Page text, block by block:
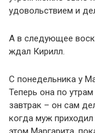
удовольствием и
А в следующее
ждал Кирилл.
С понедельника у
Теперь она по
завтрак – он сам
когда муж